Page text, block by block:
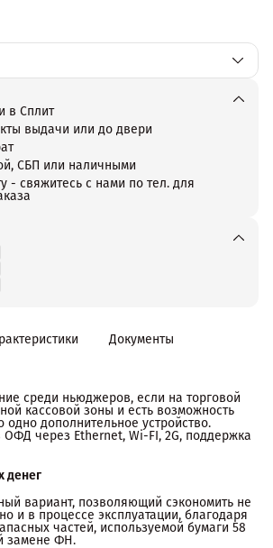
в Сплит
выдачи или до двери
СБП или наличными
- свяжитесь с нами по тел. для
Документы
среди ньюджеров, если на торговой
кассовой зоны и есть возможность
одно дополнительное устройство.
через Ethernet, Wi-FI, 2G, поддержка
денег
вариант, позволяющий сэкономить не
и в процессе эксплуатации, благодаря
частей, используемой бумаги 58
замене ФН.